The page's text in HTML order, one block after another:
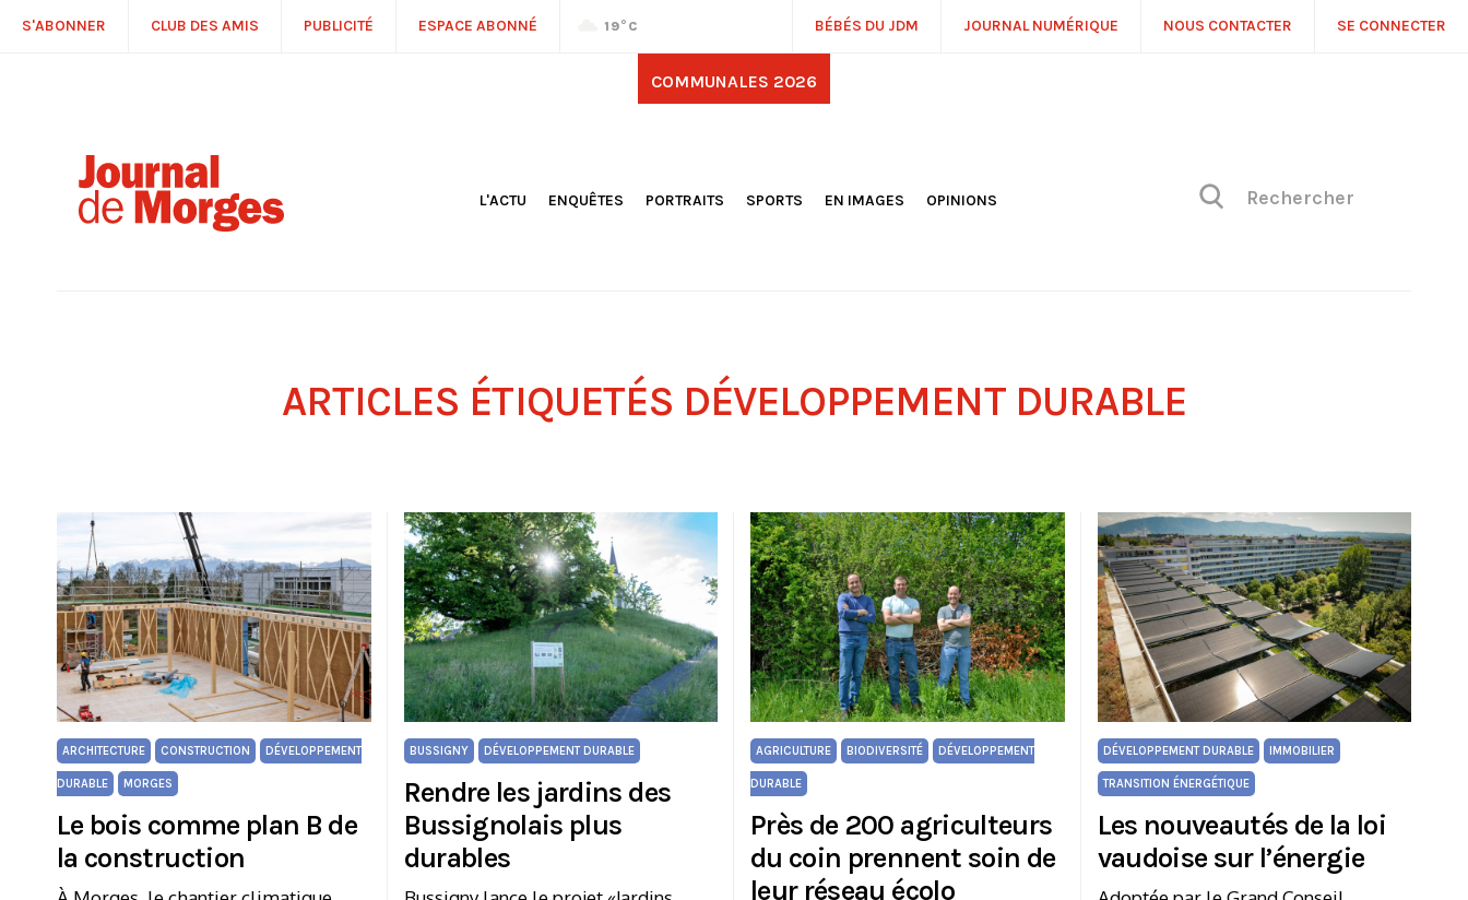
S'ABONNER CLUB DES AMIS PUBLICITÉ ESPACE ABONNÉ 19°C BÉBÉS DU JDM JOURNAL NUMÉRIQUE NOUS CONTACTER SE CONNECTER
COMMUNALES 2026
L'ACTU
ENQUÊTES PORTRAITS
SPORTS
EN IMAGES
OPINIONS
ARTICLES ÉTIQUETÉS DÉVELOPPEMENT DURABLE
ARCHITECTURE CONSTRUCTION DÉVELOPPEMENT
DURABLE MORGES
Le bois comme plan B de
la construction
BUSSIGNY DÉVELOPPEMENT DURABLE
Rendre les jardins des
Bussignolais plus
durables
AGRICULTURE BIODIVERSITÉ DÉVELOPPEMENT
DURABLE
Près de 200 agriculteurs
du coin prennent soin de
leur réseau écolo
DÉVELOPPEMENT DURABLE IMMOBILIER
TRANSITION ÉNERGÉTIQUE
Les nouveautés de la loi
vaudoise sur l’énergie